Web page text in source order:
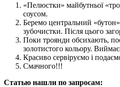
«Пелюстки» майбутньої
соусом.
Беремо центральний
зубочистки. Після цього
Поки троянди обсихають,
золотистого кольору.
Красиво сервіруємо і
Смачного!!!
Статью нашли по запросам: